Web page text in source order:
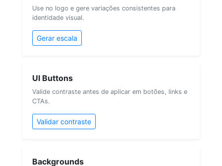
Use no logo e gere variações consistentes para
identidade visual.
Gerar escala
UI Buttons
Valide contraste antes de aplicar em botões, links e
CTAs.
Validar contraste
Backgrounds